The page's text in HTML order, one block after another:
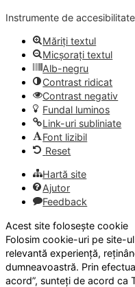
Instrumente de accesibilitate
Măriți textul
Micșorați textul
Alb-negru
Contrast ridicat
Contrast negativ
Fundal luminos
Link-uri subliniate
Font lizibil
Reset
Hartă site
Ajutor
Feedback
Acest site folosește cookie
Folosim cookie-uri pe site-
relevantă experiență,
dumneavoastră. Prin
acord”, sunteți de acord ca